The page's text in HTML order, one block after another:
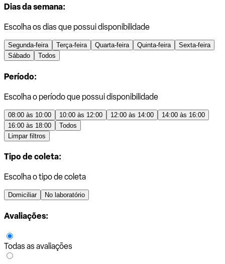
Dias da semana:
Escolha os dias que possui disponibilidade
Segunda-feira Terça-feira Quarta-feira Quinta-feira
Sexta-feira
Sábado
Todos
Período:
Escolha o período que possui disponibilidade
08:00 às 10:00 10:00 às 12:00 12:00 às 14:00
14:00 às 16:00
16:00 às 18:00
Todos
Limpar filtros
Tipo de coleta:
Escolha o tipo de coleta
Domiciliar No laboratório
Avaliações:
Todas as avaliações